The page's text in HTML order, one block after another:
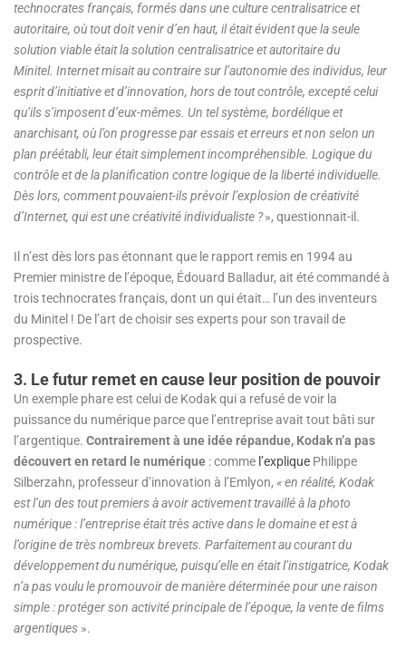
technocrates français, formés dans une culture centralisatrice et
autoritaire, où tout doit venir d’en haut, il était évident que la seule
solution viable était la solution centralisatrice et autoritaire du
Minitel. Internet misait au contraire sur l’autonomie des individus, leur
esprit d’initiative et d’innovation, hors de tout contrôle, excepté celui
qu’ils s’imposent d’eux-mêmes. Un tel système, bordélique et
anarchisant, où l’on progresse par essais et erreurs et non selon un
plan préétabli, leur était simplement incompréhensible. Logique du
contrôle et de la planification contre logique de la liberté individuelle.
Dès lors, comment pouvaient-ils prévoir l’explosion de créativité
d’Internet, qui est une créativité individualiste ?», questionnait-il.
Il n’est dès lors pas étonnant que le rapport remis en 1994 au
Premier ministre de l’époque, Édouard Balladur, ait été commandé à
trois technocrates français, dont un qui était… l’un des inventeurs
du Minitel ! De l’art de choisir ses experts pour son travail de
prospective.
3. Le futur remet en cause leur position de pouvoir
Un exemple phare est celui de Kodak qui a refusé de voir la
puissance du numérique parce que l’entreprise avait tout bâti sur
l’argentique. Contrairement à une idée répandue, Kodak n’a pas
découvert en retard le numérique : comme l’explique Philippe
Silberzahn, professeur d’innovation à l’Emlyon, « en réalité, Kodak
est l’un des tout premiers à avoir activement travaillé à la photo
numérique : l’entreprise était très active dans le domaine et est à
l’origine de très nombreux brevets. Parfaitement au courant du
développement du numérique, puisqu’elle en était l’instigatrice, Kodak
n’a pas voulu le promouvoir de manière déterminée pour une raison
simple : protéger son activité principale de l’époque, la vente de films
argentiques ».